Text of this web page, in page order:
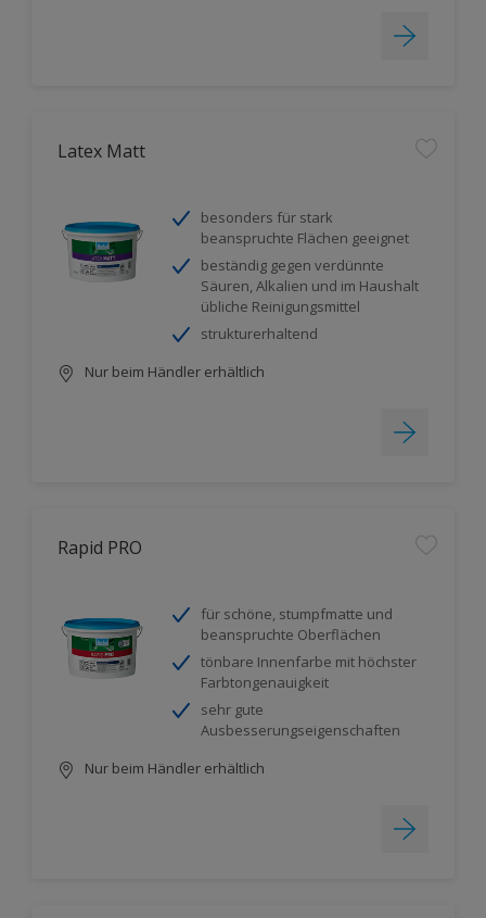
Latex Matt
besonders für stark
beanspruchte Flächen geeignet
beständig gegen verdünnte
Säuren, Alkalien und im Haushalt
übliche Reinigungsmittel
strukturerhaltend
Nur beim Händler erhältlich
Rapid PRO
für schöne, stumpfmatte und
beanspruchte Oberflächen
tönbare Innenfarbe mit höchster
Farbtongenauigkeit
sehr gute
Ausbesserungseigenschaften
Nur beim Händler erhältlich